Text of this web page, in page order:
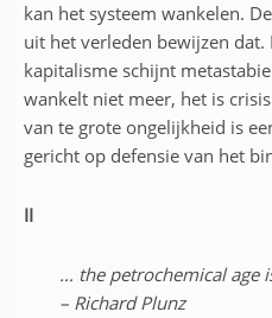
kan het systeem wankelen.
uit het verleden bewijzen
kapitalisme schijnt
wankelt niet meer, het is
van te grote ongelijkheid is
gericht op defensie van het
II
… the petrochemical age
– Richard Plunz